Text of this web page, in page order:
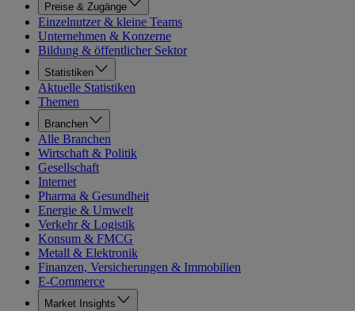
Preise & Zugänge
Einzelnutzer & kleine Teams
Unternehmen & Konzerne
Bildung & öffentlicher Sektor
Statistiken
Aktuelle Statistiken
Themen
Branchen
Alle Branchen
Wirtschaft & Politik
Gesellschaft
Internet
Pharma & Gesundheit
Energie & Umwelt
Verkehr & Logistik
Konsum & FMCG
Metall & Elektronik
Finanzen, Versicherungen & Immobilien
E-Commerce
Market Insights